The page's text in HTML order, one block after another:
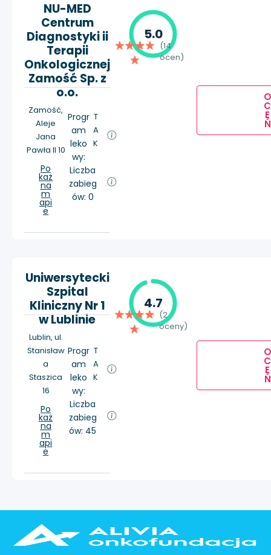
NU-MED
Centrum
Diagnostyki ii
Terapii
Onkologicznej
Zamość Sp. z
o.o.
Zamość,
Aleje
Jana
Pawła II 10
Po
każ
na
m
api
e
Progr
am
leko
wy:
T
A
K
Liczba
zabieg
ów: 0
5.0
(14
ocen)
O
C
E
Ń
Uniwersytecki
Szpital
Kliniczny Nr 1
w Lublinie
Lublin, ul.
Stanisław
a
Staszica
16
Po
każ
na
m
api
e
Progr
am
leko
wy:
T
A
K
Liczba
zabieg
ów: 45
4.7
(2
oceny)
O
C
E
Ń